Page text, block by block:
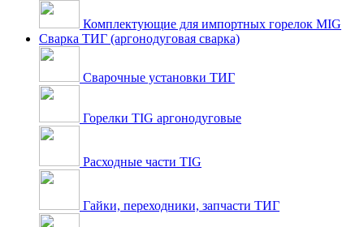
Комплектующие для импортных горелок MIG
Сварка ТИГ (аргонодуговая сварка)
Сварочные установки ТИГ
Горелки TIG аргонодуговые
Расходные части TIG
Гайки, переходники, запчасти ТИГ